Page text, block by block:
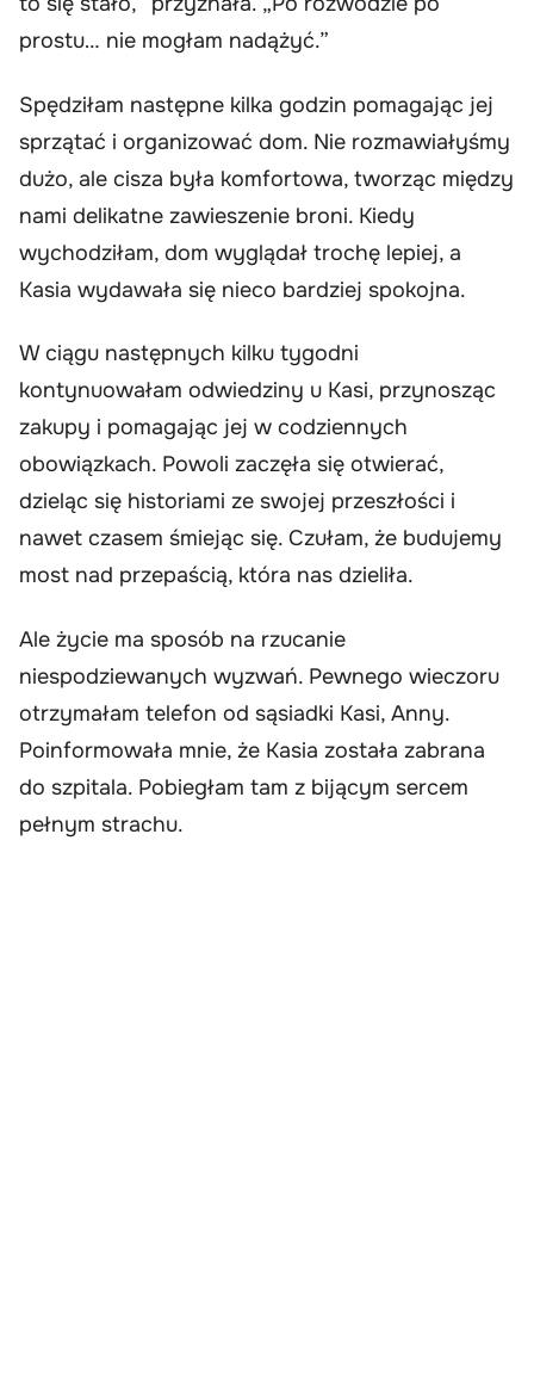
prostu… nie mogłam nadążyć.”
Spędziłam następne kilka godzin pomagając jej
sprzątać i organizować dom. Nie rozmawiałyśmy
dużo, ale cisza była komfortowa, tworząc między
nami delikatne zawieszenie broni. Kiedy
wychodziłam, dom wyglądał trochę lepiej, a
Kasia wydawała się nieco bardziej spokojna.
W ciągu następnych kilku tygodni
kontynuowałam odwiedziny u Kasi, przynosząc
zakupy i pomagając jej w codziennych
obowiązkach. Powoli zaczęła się otwierać,
dzieląc się historiami ze swojej przeszłości i
nawet czasem śmiejąc się. Czułam, że budujemy
most nad przepaścią, która nas dzieliła.
Ale życie ma sposób na rzucanie
niespodziewanych wyzwań. Pewnego wieczoru
otrzymałam telefon od sąsiadki Kasi, Anny.
Poinformowała mnie, że Kasia została zabrana
do szpitala. Pobiegłam tam z bijącym sercem
pełnym strachu.